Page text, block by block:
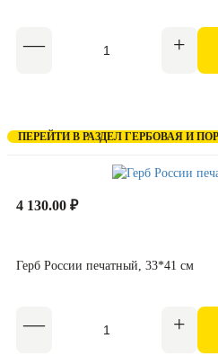
ПЕРЕЙТИ В РАЗДЕЛ ГЕРБОВАЯ И
4 130.00 ₽
Герб России печатный, 33*41 см